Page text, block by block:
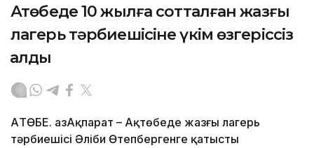
Ақтөбеде 10 жылға сотталған жазғы
лагерь тәрбиешісіне үкім өзгеріссіз
қалды
АҚТӨБЕ. ҚазАқпарат – Ақтөбеде жазғы лагерь
тәрбиешісі Әліби Өтепбергенге қатысты